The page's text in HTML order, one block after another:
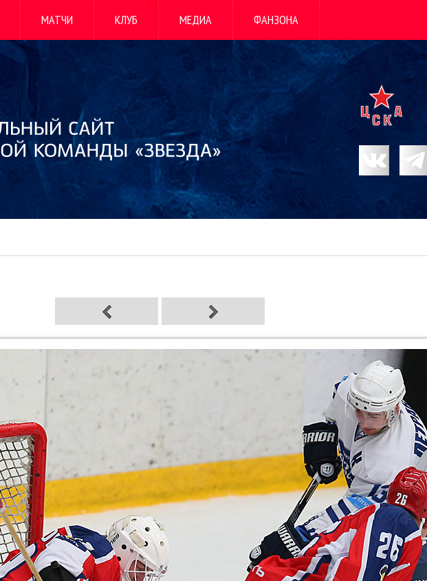
МАТЧИ КЛУБ МЕДИА ФАНЗОНА